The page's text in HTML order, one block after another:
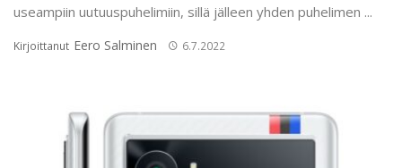
useampiin uutuuspuhelimiin, sillä jälleen yhden puhelimen ...
Kirjoittanut Eero Salminen 6.7.2022